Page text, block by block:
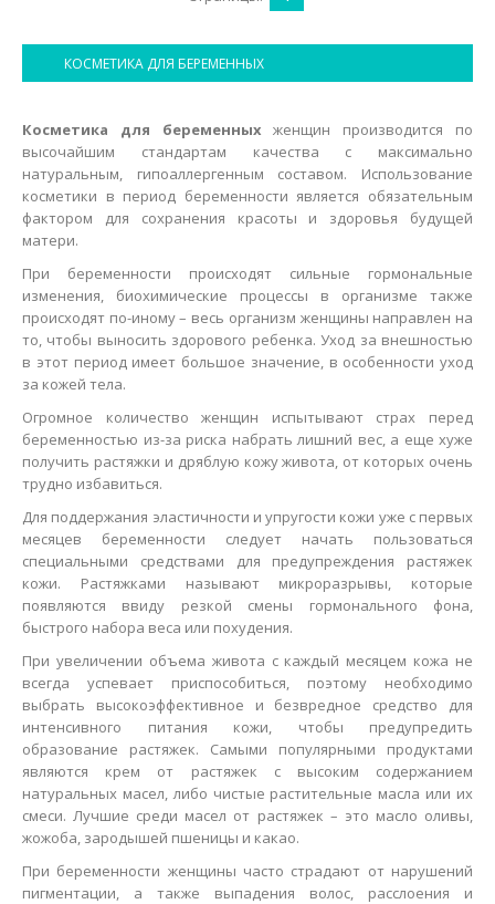
КОСМЕТИКА ДЛЯ БЕРЕМЕННЫХ
Косметика для беременных женщин производится по
высочайшим стандартам качества с максимально
натуральным, гипоаллергенным составом. Использование
косметики в период беременности является обязательным
фактором для сохранения красоты и здоровья будущей
матери.
При беременности происходят сильные гормональные
изменения, биохимические процессы в организме также
происходят по-иному – весь организм женщины направлен на
то, чтобы выносить здорового ребенка. Уход за внешностью
в этот период имеет большое значение, в особенности уход
за кожей тела.
Огромное количество женщин испытывают страх перед
беременностью из-за риска набрать лишний вес, а еще хуже
получить растяжки и дряблую кожу живота, от которых очень
трудно избавиться.
Для поддержания эластичности и упругости кожи уже с первых
месяцев беременности следует начать пользоваться
специальными средствами для предупреждения растяжек
кожи. Растяжками называют микроразрывы, которые
появляются ввиду резкой смены гормонального фона,
быстрого набора веса или похудения.
При увеличении объема живота с каждый месяцем кожа не
всегда успевает приспособиться, поэтому необходимо
выбрать высокоэффективное и безвредное средство для
интенсивного питания кожи, чтобы предупредить
образование растяжек. Самыми популярными продуктами
являются крем от растяжек с высоким содержанием
натуральных масел, либо чистые растительные масла или их
смеси. Лучшие среди масел от растяжек – это масло оливы,
жожоба, зародышей пшеницы и какао.
При беременности женщины часто страдают от нарушений
пигментации, а также выпадения волос, расслоения и